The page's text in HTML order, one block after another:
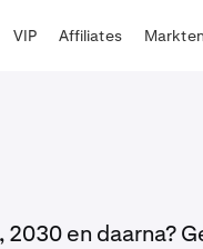
VIP Affiliates Markten
en daarna?